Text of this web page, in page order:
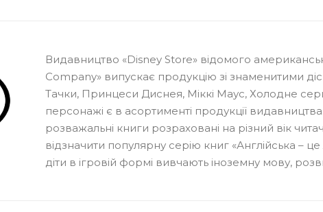
Видавництво «Disney Store» відомого
Company» випускає продукцію зі знаменитими
Тачки, Принцеси Диснея, Міккі Маус, Холодне
персонажі є в асортименті продукції
розважальні книги розраховані на різний вік
відзначити популярну серію книг «Англійська –
діти в ігровій формі вивчають іноземну мову,